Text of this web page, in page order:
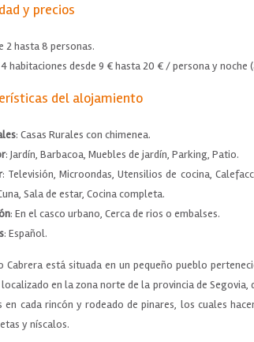
y precios
2 hasta 8 personas.
habitaciones desde 9 € hasta 20 € / persona y noche
del alojamiento
: Casas Rurales con chimenea.
: Jardín, Barbacoa, Muebles de jardín, Parking, Patio.
: Televisión, Microondas, Utensilios de cocina,
Sala de estar, Cocina completa.
: En el casco urbano, Cerca de rios o embalses.
: Español.
Cabrera está situada en un pequeño pueblo
en la zona norte de la provincia de
en cada rincón y rodeado de pinares, los cuales
y níscalos.